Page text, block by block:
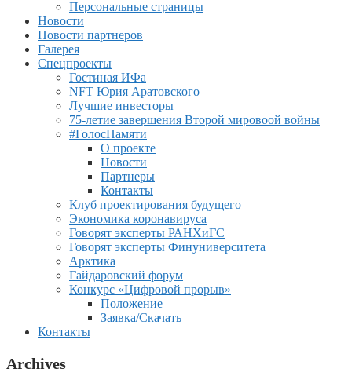
Персональные страницы
Новости
Новости партнеров
Галерея
Спецпроекты
Гостиная ИФа
NFT Юрия Аратовского
Лучшие инвесторы
75-летие завершения Второй мировоой войны
#ГолосПамяти
О проекте
Новости
Партнеры
Контакты
Клуб проектирования будущего
Экономика коронавируса
Говорят эксперты РАНХиГС
Говорят эксперты Финуниверситета
Арктика
Гайдаровский форум
Конкурс «Цифровой прорыв»
Положение
Заявка/Скачать
Контакты
Archives